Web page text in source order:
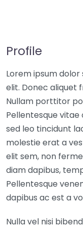
Profile
Lorem ipsum
elit. Donec aliquet
Nullam porttitor
Pellentesque vitae
sed leo tincidunt
molestie erat a
elit sem, non
diam dapibus,
Pellentesque
dapibus ac est a
Nulla vel nisi